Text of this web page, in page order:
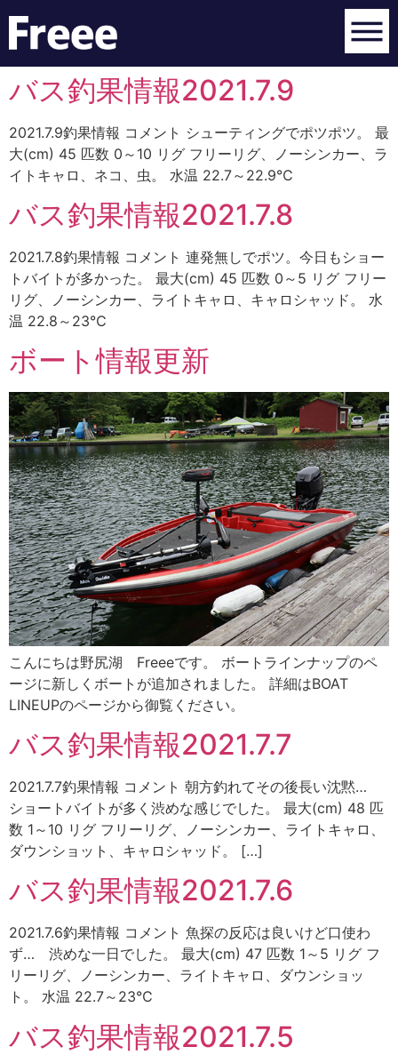
バス釣果情報2021.7.9
2021.7.9釣果情報 コメント シューティングでポツポツ。 最
大(cm) 45 匹数 0～10 リグ フリーリグ、ノーシンカー、ラ
イトキャロ、ネコ、虫。 水温 22.7～22.9℃
バス釣果情報2021.7.8
2021.7.8釣果情報 コメント 連発無しでポツ。今日もショー
トバイトが多かった。 最大(cm) 45 匹数 0～5 リグ フリー
リグ、ノーシンカー、ライトキャロ、キャロシャッド。 水
温 22.8～23℃
ボート情報更新
こんにちは野尻湖 Freeeです。 ボートラインナップのペ
ージに新しくボートが追加されました。 詳細はBOAT
LINEUPのページから御覧ください。
バス釣果情報2021.7.7
2021.7.7釣果情報 コメント 朝方釣れてその後長い沈黙…
ショートバイトが多く渋めな感じでした。 最大(cm) 48 匹
数 1～10 リグ フリーリグ、ノーシンカー、ライトキャロ、
ダウンショット、キャロシャッド。 […]
バス釣果情報2021.7.6
2021.7.6釣果情報 コメント 魚探の反応は良いけど口使わ
ず… 渋めな一日でした。 最大(cm) 47 匹数 1～5 リグ フ
リーリグ、ノーシンカー、ライトキャロ、ダウンショッ
ト。 水温 22.7～23℃
バス釣果情報2021.7.5